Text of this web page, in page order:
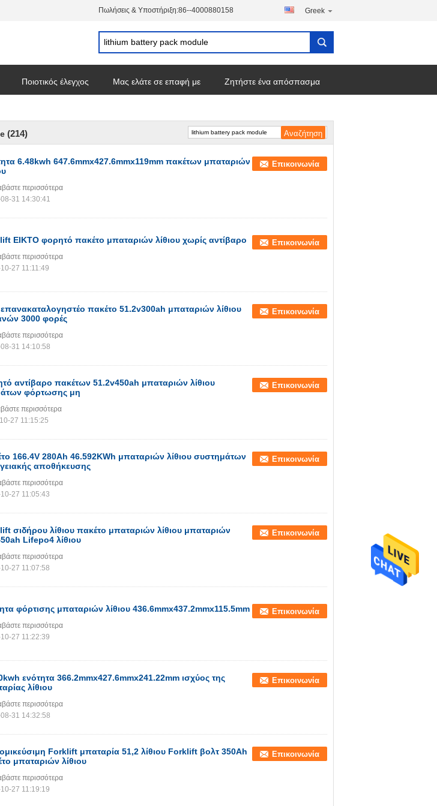
Πωλήσεις & Υποστήριξη:86--4000880158 Greek
Ποιοτικός έλεγχος Μας ελάτε σε επαφή με Ζητήστε ένα απόσπασμα
(214)
6.48kwh 647.6mmx427.6mmx119mm πακέτων μπαταριών
Επικοινωνία
περισσότερα
31 14:30:41
EIKTO φορητό πακέτο μπαταριών λίθιου χωρίς αντίβαρο Επικοινωνία
περισσότερα
27 11:11:49
πακέτο 51.2v300ah μπαταριών λίθιου
3000 φορές
Επικοινωνία
περισσότερα
31 14:10:58
αντίβαρο πακέτων 51.2v450ah μπαταριών λίθιου
φόρτωσης μη
Επικοινωνία
περισσότερα
27 11:15:25
166.4V 280Ah 46.592KWh μπαταριών λίθιου συστημάτων
αποθήκευσης
Επικοινωνία
περισσότερα
27 11:05:43
σιδήρου λίθιου πακέτο μπαταριών λίθιου μπαταριών
Lifepo4 λίθιου
Επικοινωνία
περισσότερα
27 11:07:58
φόρτισης μπαταριών λίθιου 436.6mmx437.2mmx115.5mm Επικοινωνία
περισσότερα
27 11:22:39
ενότητα 366.2mmx427.6mmx241.22mm ισχύος της
λίθιου
Επικοινωνία
περισσότερα
31 14:32:58
Forklift μπαταρία 51,2 λίθιου Forklift βολτ 350Ah
μπαταριών λίθιου
Επικοινωνία
περισσότερα
27 11:19:19